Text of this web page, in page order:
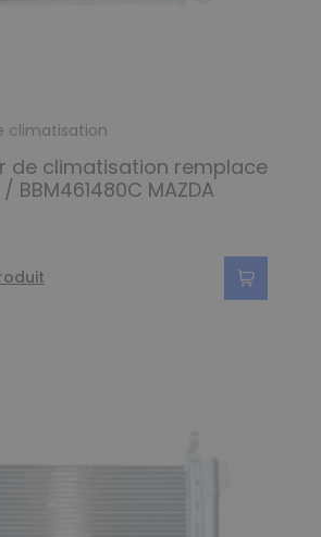
climatisation
de climatisation remplace
BBM461480C MAZDA